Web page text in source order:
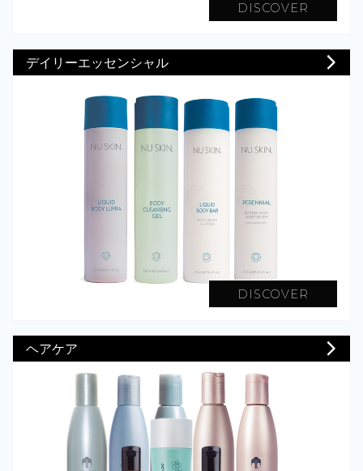
DISCOVER
デイリーエッセンシャル
DISCOVER
ヘアケア